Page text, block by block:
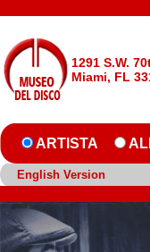
1291 S.W.
Miami, FL
ARTISTA
English Version